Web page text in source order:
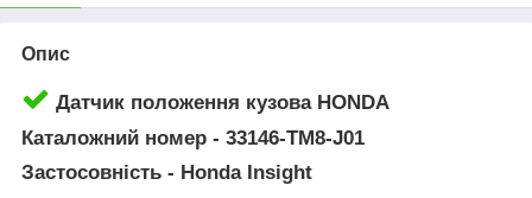
Опис
Датчик положення кузова HONDA
Каталожний номер - 33146-TM8-J01
Застосовність - Honda Insight